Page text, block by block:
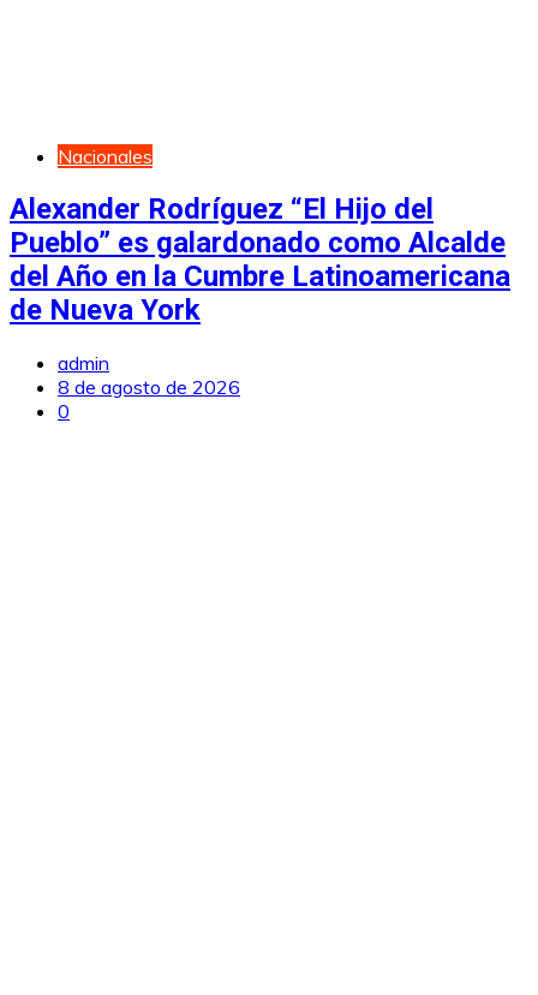
Nacionales
Alexander Rodríguez “El Hijo del
Pueblo” es galardonado como Alcalde
del Año en la Cumbre Latinoamericana
de Nueva York
admin
8 de agosto de 2026
0